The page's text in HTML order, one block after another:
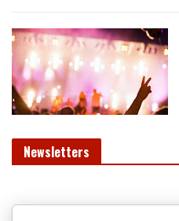
Newsletters